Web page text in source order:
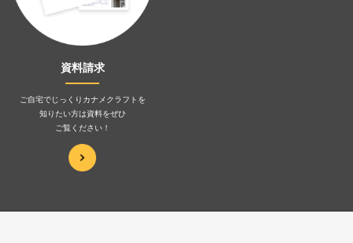
資料請求
ご自宅でじっくりカナメクラフトを
知りたい方は資料をぜひ
ご覧ください！